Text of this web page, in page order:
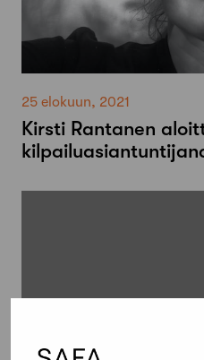
25 elokuun, 2021
Kirsti Rantanen